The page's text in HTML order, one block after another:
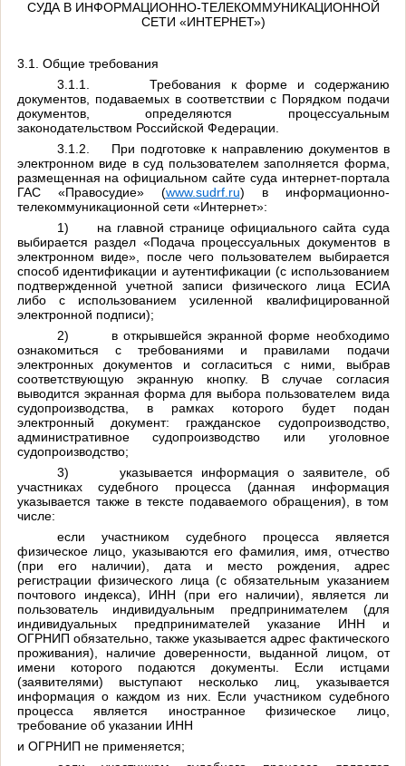
СУДА В ИНФОРМАЦИОННО-ТЕЛЕКОММУНИКАЦИОННОЙ
СЕТИ «ИНТЕРНЕТ»)
3.1. Общие требования
3.1.1.
Требования к форме и содержанию
документов, подаваемых в соответствии с Порядком подачи
документов, определяются процессуальным
законодательством Российской Федерации.
3.1.2.
При подготовке к направлению документов в
электронном виде в суд пользователем заполняется форма,
размещенная на официальном сайте суда интернет-портала
ГАС «Правосудие» (www.sudrf.ru) в информационно-
телекоммуникационной сети «Интернет»:
1)
на главной странице официального сайта суда
выбирается раздел «Подача процессуальных документов в
электронном виде», после чего пользователем выбирается
способ идентификации и аутентификации (с использованием
подтвержденной учетной записи физического лица ЕСИА
либо с использованием усиленной квалифицированной
электронной подписи);
2)
в открывшейся экранной форме необходимо
ознакомиться с требованиями и правилами подачи
электронных документов и согласиться с ними, выбрав
соответствующую экранную кнопку. В случае согласия
выводится экранная форма для выбора пользователем вида
судопроизводства, в рамках которого будет подан
электронный документ: гражданское судопроизводство,
административное судопроизводство или уголовное
судопроизводство;
3)
указывается информация о заявителе, об
участниках судебного процесса (данная информация
указывается также в тексте подаваемого обращения), в том
числе:
если участником судебного процесса является
физическое лицо, указываются его фамилия, имя, отчество
(при его наличии), дата и место рождения, адрес
регистрации физического лица (с обязательным указанием
почтового индекса), ИНН (при его наличии), является ли
пользователь индивидуальным предпринимателем (для
индивидуальных предпринимателей указание ИНН и
ОГРНИП обязательно, также указывается адрес фактического
проживания), наличие доверенности, выданной лицом, от
имени которого подаются документы. Если истцами
(заявителями) выступают несколько лиц, указывается
информация о каждом из них. Если участником судебного
процесса является иностранное физическое лицо,
требование об указании ИНН
и ОГРНИП не применяется;